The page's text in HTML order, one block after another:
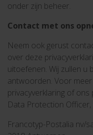
onder zijn beheer.
Contact met ons
Neem ook gerust
over deze
uitoefenen. Wij zullen u
antwoorden. Voor
privacyverklaring of
Data Protection Officer,
Francotyp-Postalia nv/